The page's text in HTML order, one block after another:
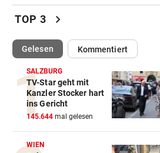
Waldbrände eskalieren!
A4 teils gesperrt
KEINE SPUR ...
Fake-Hochzeit! Ronaldo hat
getäuscht
KINDHEITSERINNERUNGEN vor
Juhu! Die Diddl-Maus ist
wieder zurück
TOP 3 chevron_right
Gelesen(ausgewählt)Kommentiert
SALZBURG
TV-Star geht mit
Kanzler Stocker hart
ins Gericht
145.644 mal gelesen
WIEN